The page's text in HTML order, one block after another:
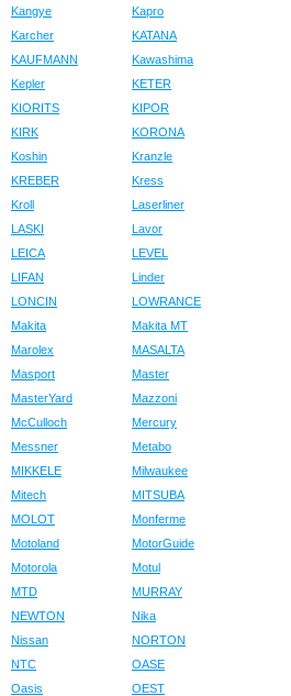
Kangye
Kapro
Karcher
KATANA
KAUFMANN
Kawashima
Kepler
KETER
KIORITS
KIPOR
KIRK
KORONA
Koshin
Kranzle
KREBER
Kress
Kroll
Laserliner
LASKI
Lavor
LEICA
LEVEL
LIFAN
Linder
LONCIN
LOWRANCE
Makita
Makita MT
Marolex
MASALTA
Masport
Master
MasterYard
Mazzoni
McCulloch
Mercury
Messner
Metabo
MIKKELE
Milwaukee
Mitech
MITSUBA
MOLOT
Monferme
Motoland
MotorGuide
Motorola
Motul
MTD
MURRAY
NEWTON
Nika
Nissan
NORTON
NTC
OASE
Oasis
OEST